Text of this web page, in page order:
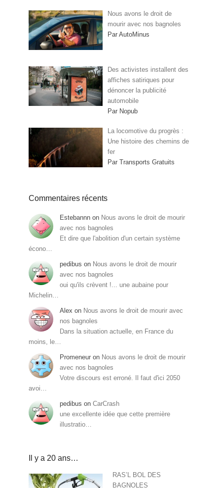
Nous avons le droit de
mourir avec nos bagnoles
Par AutoMinus
Des activistes installent des
affiches satiriques pour
dénoncer la publicité
automobile
Par Nopub
La locomotive du progrès :
Une histoire des chemins de
fer
Par Transports Gratuits
Commentaires récents
Estebannn on Nous avons le droit de mourir
avec nos bagnoles
Et dire que l'abolition d'un certain système
écono…
pedibus on Nous avons le droit de mourir
avec nos bagnoles
oui qu'ils crèvent !... une aubaine pour
Michelin…
Alex on Nous avons le droit de mourir avec
nos bagnoles
Dans la situation actuelle, en France du
moins, le…
Promeneur on Nous avons le droit de mourir
avec nos bagnoles
Votre discours est erroné. Il faut d'ici 2050
avoi…
pedibus on CarCrash
une excellente idée que cette première
illustratio…
Il y a 20 ans…
RAS’L BOL DES
BAGNOLES